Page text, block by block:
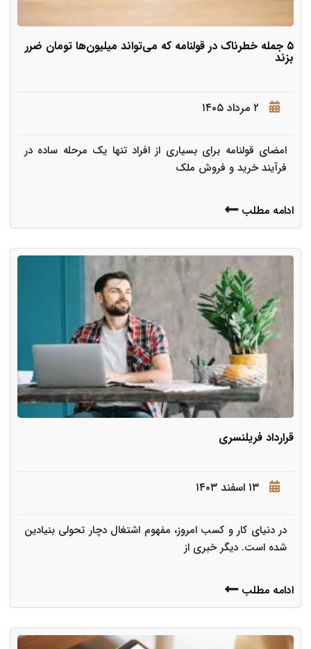
۵ جمله خطرناک در قولنامه که می‌تواند میلیون‌ها تومان ضرر
بزند
۲ مرداد ۱۴۰۵
امضای قولنامه برای بسیاری از افراد تنها یک مرحله ساده در
فرآیند خرید و فروش ملک
ادامه مطلب
قرارداد فریلنسری
۱۳ اسفند ۱۴۰۳
در دنیای کار و کسب امروز، مفهوم اشتغال دچار تحولی بنیادین
شده است. دیگر خبری از
ادامه مطلب